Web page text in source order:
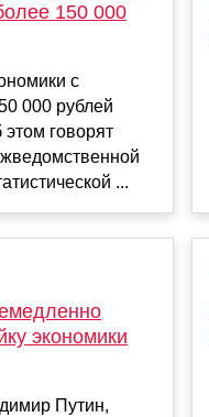
150 000
с
000 рублей
говорят
...
экономики
Путин,